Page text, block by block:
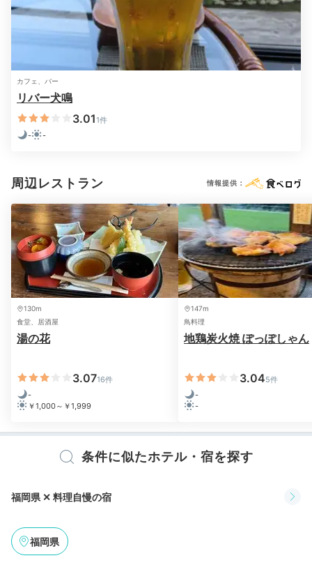
19:30
ケーキを予約して
記憶に残る思い出を
オプションメニュー一例
事前予約をすれば、有料でケーキや花束を手配してもら
うことができますよ。誕生日など特別な日をお祝いする
なら、ぜひチェックしてみて。大切な人と素敵な思い出
を作ることができますよ。
等はチェックイン時に聞かれたようです。食後にお部屋に運んでも
20:30
カフェ、バー
リバー犬鳴
3.011件
-
-
周辺レストラン 情報提供：
130m
食堂、居酒屋
湯の花
3.0716件
-
￥1,000～￥1,999
147m
鳥料理
地鶏炭火焼 ぽっぽしゃん
3.045件
-
-
条件に似たホテル・宿を探す
福岡県 ✕ 料理自慢の宿
福岡県